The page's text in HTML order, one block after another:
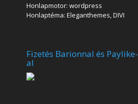
Honlapmotor: wordpress
Honlaptéma: Eleganthemes, DIVI
Fizetés Barionnal és Paylike-
al